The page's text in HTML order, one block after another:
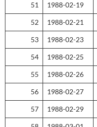
51 1988-02-19
52 1988-02-21
53 1988-02-23
54 1988-02-25
55 1988-02-26
56 1988-02-27
57 1988-02-29